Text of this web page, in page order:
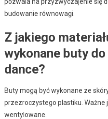
budowanie równowagi.
Z jakiego
wykonane buty
dance?
Buty mogą być wykonane ze
przezroczystego plastiku. Ważne
wentylowane.